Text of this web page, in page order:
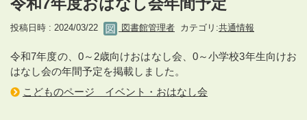
令和7年度おはなし会年間予定
投稿日時 : 2024/03/22 図書館管理者 カテゴリ:共通情報
令和7年度の、0～2歳向けおはなし会、0～小学校3年生向けお
はなし会の年間予定を掲載しました。
こどものページ イベント・おはなし会